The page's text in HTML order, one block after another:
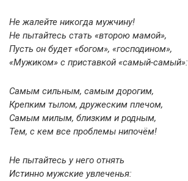
Не жалейте никогда мужчину!
Не пытайтесь стать «второю мамой»,
Пусть он будет «богом», «господином»,
«Мужиком» с приставкой «самый-самый»:
Самым сильным, самым дорогим,
Крепким тылом, дружеским плечом,
Самым милым, близким и родным,
Тем, с кем все проблемы нипочём!
Не пытайтесь у него отнять
Истинно мужские увлеченья: